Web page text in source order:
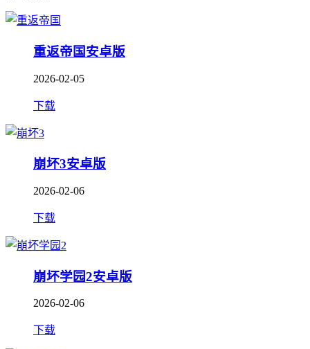
重返帝国安卓版
2026-02-05
下载
崩坏3安卓版
2026-02-06
下载
崩坏学园2安卓版
2026-02-06
下载